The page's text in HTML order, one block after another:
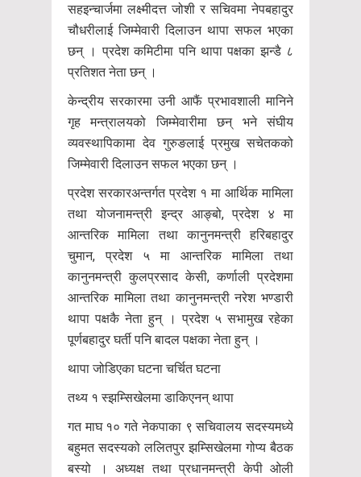
सहइन्चार्जमा लक्ष्मीदत्त जोशी र सचिवमा नेपबहादुर
चौधरीलाई जिम्मेवारी दिलाउन थापा सफल भएका
छन् । प्रदेश कमिटीमा पनि थापा पक्षका झन्डै ८
प्रतिशत नेता छन् ।
केन्द्रीय सरकारमा उनी आफैं प्रभावशाली मानिने
गृह मन्त्रालयको जिम्मेवारीमा छन् भने संघीय
व्यवस्थापिकामा देव गुरुङलाई प्रमुख सचेतकको
जिम्मेवारी दिलाउन सफल भएका छन् ।
प्रदेश सरकारअन्तर्गत प्रदेश १ मा आर्थिक मामिला
तथा योजनामन्त्री इन्द्र आङ्बो, प्रदेश ४ मा
आन्तरिक मामिला तथा कानुनमन्त्री हरिबहादुर
चुमान, प्रदेश ५ मा आन्तरिक मामिला तथा
कानुनमन्त्री कुलप्रसाद केसी, कर्णाली प्रदेशमा
आन्तरिक मामिला तथा कानुनमन्त्री नरेश भण्डारी
थापा पक्षकै नेता हुन् । प्रदेश ५ सभामुख रहेका
पूर्णबहादुर घर्ती पनि बादल पक्षका नेता हुन् ।
थापा जोडिएका घटना चर्चित घटना
तथ्य १ स्झम्सिखेलमा डाकिएनन् थापा
गत माघ १० गते नेकपाका ९ सचिवालय सदस्यमध्ये
बहुमत सदस्यको ललितपुर झम्सिखेलमा गोप्य बैठक
बस्यो । अध्यक्ष तथा प्रधानमन्त्री केपी ओली